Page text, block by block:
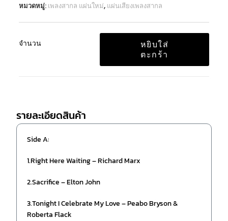
หมวดหมู่: เพลงสากล แผ่นใหม่, แผ่นเสียงเพลงสากล
จำนวน
หยิบใส่
ตะกร้า
รายละเอียดสินค้า
Side A:
1.Right Here Waiting – Richard Marx
2.Sacrifice – Elton John
3.Tonight I Celebrate My Love – Peabo Bryson &
Roberta Flack